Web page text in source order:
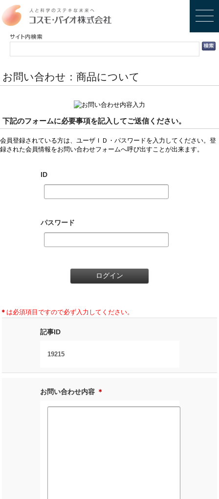
お問い合わせ：商品について
下記のフォームに必要事項を記入してご送信ください。
会員登録されている方は、ユーザＩＤ・パスワードを入力してください。登
録された会員情報をお問い合わせフォームへ呼び出すことが出来ます。
ID
パスワード
＊ は必須項目ですので必ず入力してください。
記事ID
19215
お問い合わせ内容 ＊